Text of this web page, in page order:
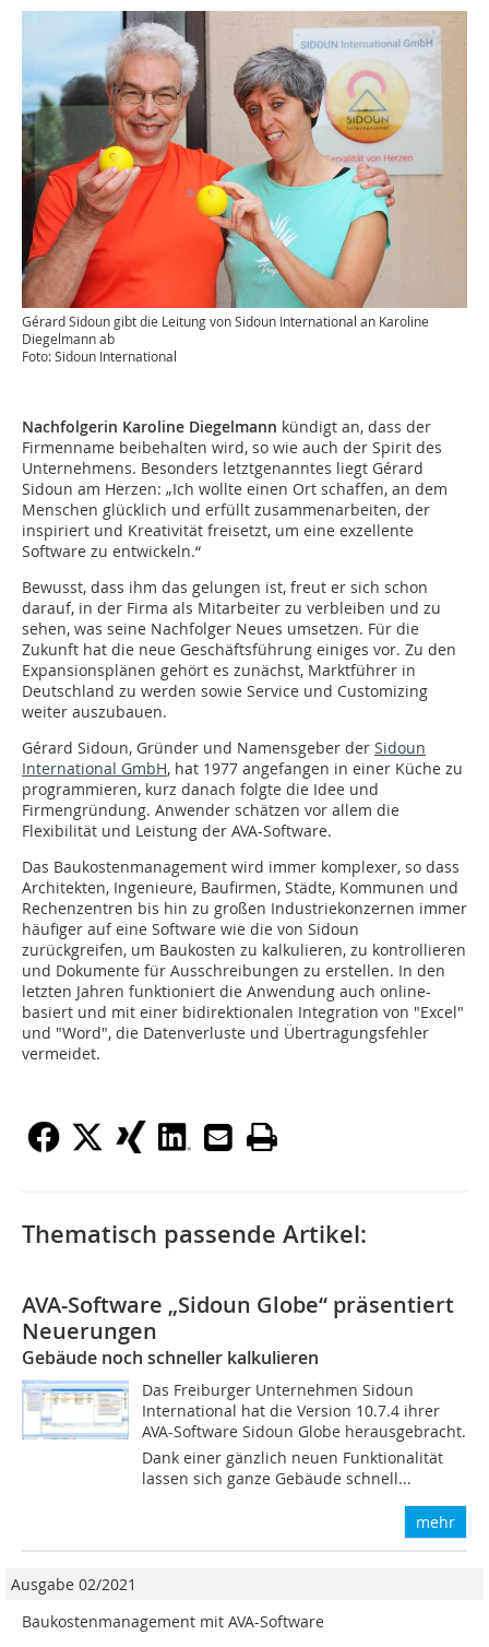
Gérard Sidoun gibt die Leitung von Sidoun International an Karoline
Diegelmann ab
Foto: Sidoun International
Nachfolgerin Karoline Diegelmann kündigt an, dass der
Firmenname beibehalten wird, so wie auch der Spirit des
Unternehmens. Besonders letztgenanntes liegt Gérard
Sidoun am Herzen: „Ich wollte einen Ort schaffen, an dem
Menschen glücklich und erfüllt zusammenarbeiten, der
inspiriert und Kreativität freisetzt, um eine exzellente
Software zu entwickeln.“
Bewusst, dass ihm das gelungen ist, freut er sich schon
darauf, in der Firma als Mitarbeiter zu verbleiben und zu
sehen, was seine Nachfolger Neues umsetzen. Für die
Zukunft hat die neue Geschäftsführung einiges vor. Zu den
Expansionsplänen gehört es zunächst, Marktführer in
Deutschland zu werden sowie Service und Customizing
weiter auszubauen.
Gérard Sidoun, Gründer und Namensgeber der Sidoun
International GmbH, hat 1977 angefangen in einer Küche zu
programmieren, kurz danach folgte die Idee und
Firmengründung. Anwender schätzen vor allem die
Flexibilität und Leistung der AVA-Software.
Das Baukostenmanagement wird immer komplexer, so dass
Architekten, Ingenieure, Baufirmen, Städte, Kommunen und
Rechenzentren bis hin zu großen Industriekonzernen immer
häufiger auf eine Software wie die von Sidoun
zurückgreifen, um Baukosten zu kalkulieren, zu kontrollieren
und Dokumente für Ausschreibungen zu erstellen. In den
letzten Jahren funktioniert die Anwendung auch online-
basiert und mit einer bidirektionalen Integration von "Excel"
und "Word", die Datenverluste und Übertragungsfehler
vermeidet.
Thematisch passende Artikel:
AVA-Software „Sidoun Globe“ präsentiert
Neuerungen
Gebäude noch schneller kalkulieren
Das Freiburger Unternehmen Sidoun
International hat die Version 10.7.4 ihrer
AVA-Software Sidoun Globe herausgebracht.
Dank einer gänzlich neuen Funktionalität
lassen sich ganze Gebäude schnell...
mehr
Ausgabe 02/2021
Baukostenmanagement mit AVA-Software